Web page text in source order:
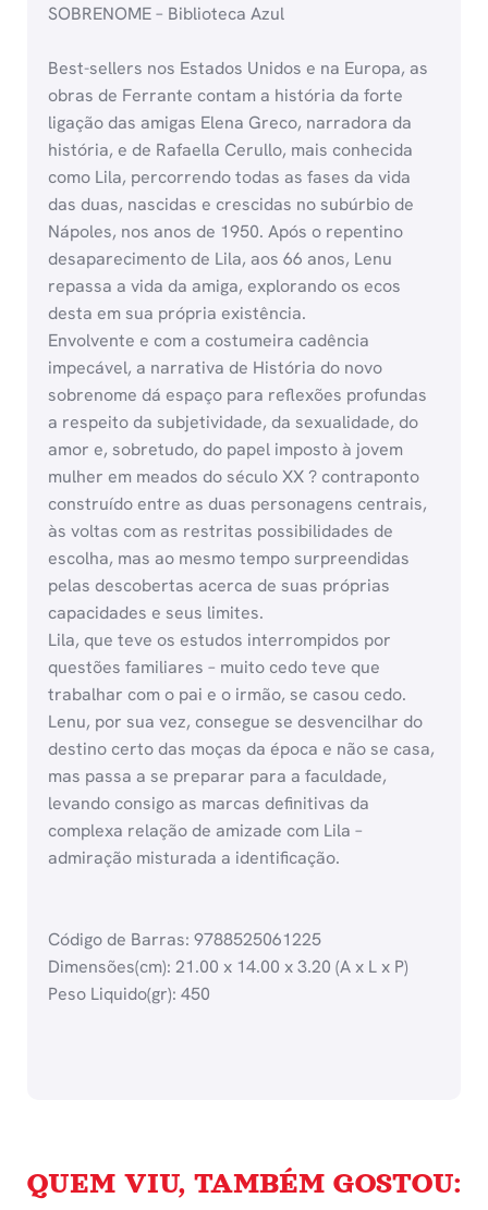
SOBRENOME – Biblioteca Azul
Best-sellers nos Estados Unidos e na Europa, as
obras de Ferrante contam a história da forte
ligação das amigas Elena Greco, narradora da
história, e de Rafaella Cerullo, mais conhecida
como Lila, percorrendo todas as fases da vida
das duas, nascidas e crescidas no subúrbio de
Nápoles, nos anos de 1950. Após o repentino
desaparecimento de Lila, aos 66 anos, Lenu
repassa a vida da amiga, explorando os ecos
desta em sua própria existência.
Envolvente e com a costumeira cadência
impecável, a narrativa de História do novo
sobrenome dá espaço para reflexões profundas
a respeito da subjetividade, da sexualidade, do
amor e, sobretudo, do papel imposto à jovem
mulher em meados do século XX ? contraponto
construído entre as duas personagens centrais,
às voltas com as restritas possibilidades de
escolha, mas ao mesmo tempo surpreendidas
pelas descobertas acerca de suas próprias
capacidades e seus limites.
Lila, que teve os estudos interrompidos por
questões familiares – muito cedo teve que
trabalhar com o pai e o irmão, se casou cedo.
Lenu, por sua vez, consegue se desvencilhar do
destino certo das moças da época e não se casa,
mas passa a se preparar para a faculdade,
levando consigo as marcas definitivas da
complexa relação de amizade com Lila –
admiração misturada a identificação.
Código de Barras: 9788525061225
Dimensões(cm): 21.00 x 14.00 x 3.20 (A x L x P)
Peso Liquido(gr): 450
QUEM VIU, TAMBÉM GOSTOU: